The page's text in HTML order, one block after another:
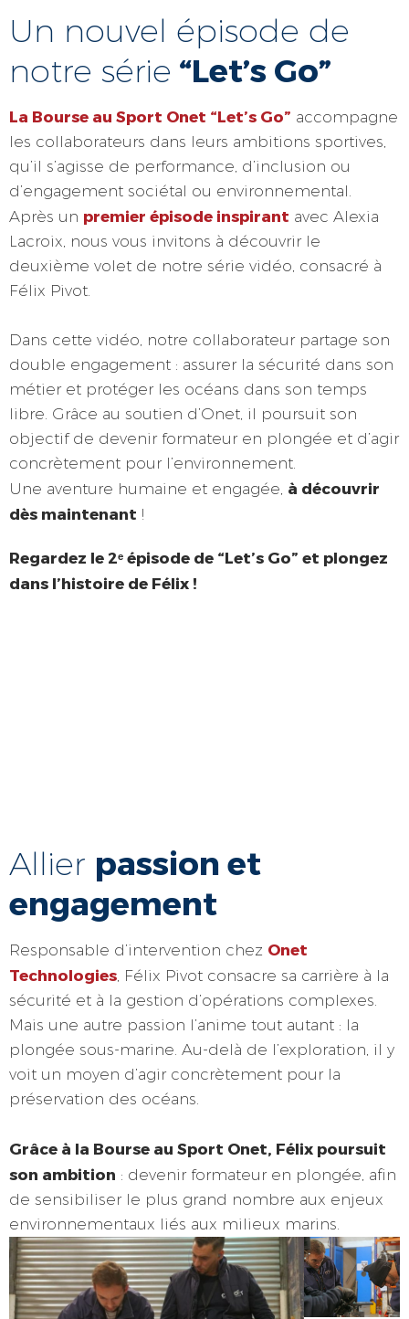
Un nouvel épisode de
notre série “Let’s Go”
La Bourse au Sport Onet “Let’s Go” accompagne
les collaborateurs dans leurs ambitions sportives,
qu’il s’agisse de performance, d’inclusion ou
d’engagement sociétal ou environnemental.
Après un premier épisode inspirant avec Alexia
Lacroix, nous vous invitons à découvrir le
deuxième volet de notre série vidéo, consacré à
Félix Pivot.
Dans cette vidéo, notre collaborateur partage son
double engagement : assurer la sécurité dans son
métier et protéger les océans dans son temps
libre. Grâce au soutien d’Onet, il poursuit son
objectif de devenir formateur en plongée et d’agir
concrètement pour l’environnement.
Une aventure humaine et engagée, à découvrir
dès maintenant !
Regardez le 2ᵉ épisode de “Let’s Go” et plongez
dans l’histoire de Félix !
Allier passion et
engagement
Responsable d’intervention chez Onet
Technologies, Félix Pivot consacre sa carrière à la
sécurité et à la gestion d’opérations complexes.
Mais une autre passion l’anime tout autant : la
plongée sous-marine. Au-delà de l’exploration, il y
voit un moyen d’agir concrètement pour la
préservation des océans.
Grâce à la Bourse au Sport Onet, Félix poursuit
son ambition : devenir formateur en plongée, afin
de sensibiliser le plus grand nombre aux enjeux
environnementaux liés aux milieux marins.